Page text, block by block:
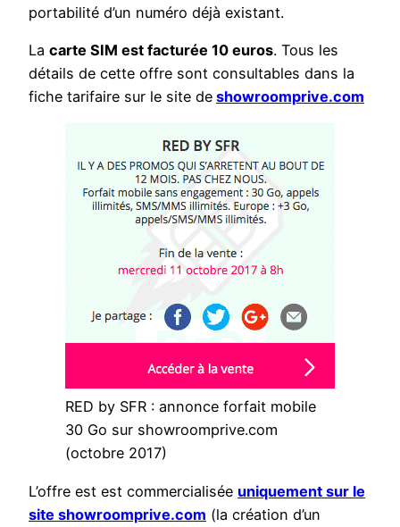
portabilité d’un numéro déjà existant.
La carte SIM est facturée 10 euros. Tous les
détails de cette offre sont consultables dans la
fiche tarifaire sur le site de showroomprive.com
RED by SFR : annonce forfait mobile
30 Go sur showroomprive.com
(octobre 2017)
L’offre est est commercialisée uniquement sur le
site showroomprive.com (la création d’un